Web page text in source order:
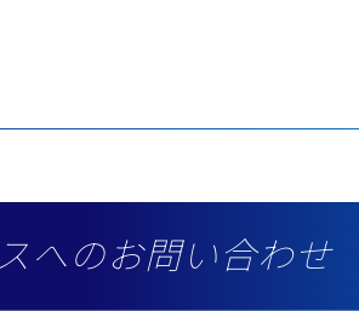
へのお問い合わせ